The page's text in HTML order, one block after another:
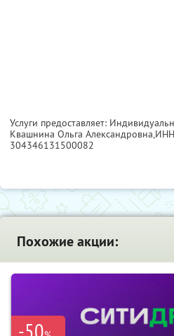
Услуги предоставляет:
Квашнина Ольга Александровна,
304346131500082
Похожие акции: